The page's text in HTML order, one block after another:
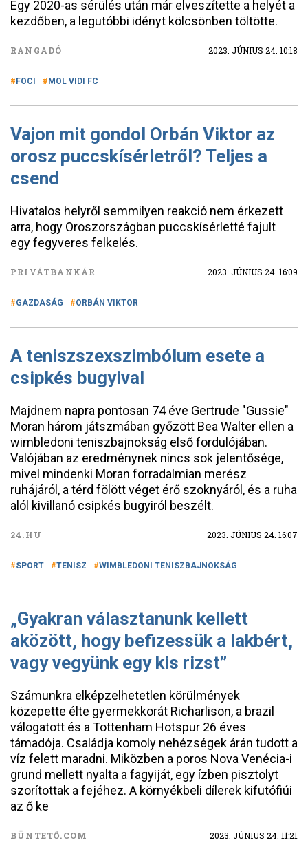
Egy 2020-as sérülés után már elveszítette a helyét a
kezdőben, a legutóbbi idényt kölcsönben töltötte.
RANGADÓ 2023. JÚNIUS 24. 10:18
FOCI MOL VIDI FC
Vajon mit gondol Orbán Viktor az
orosz puccskísérletről? Teljes a
csend
Hivatalos helyről semmilyen reakció nem érkezett
arra, hogy Oroszországban puccskísérletté fajult
egy fegyveres felkelés.
PRIVÁTBANKÁR 2023. JÚNIUS 24. 16:09
GAZDASÁG ORBÁN VIKTOR
A teniszszexszimbólum esete a
csipkés bugyival
Majdnem napra pontosan 74 éve Gertrude "Gussie"
Moran három játszmában győzött Bea Walter ellen a
wimbledoni teniszbajnokság első fordulójában.
Valójában az eredménynek nincs sok jelentősége,
mivel mindenki Moran forradalmian merész
ruhájáról, a térd fölött véget érő szoknyáról, és a ruha
alól kivillanó csipkés bugyiról beszélt.
24.HU 2023. JÚNIUS 24. 16:07
SPORT TENISZ WIMBLEDONI TENISZBAJNOKSÁG
„Gyakran választanunk kellett
aközött, hogy befizessük a lakbért,
vagy vegyünk egy kis rizst”
Számunkra elképzelhetetlen körülmények
közepette élte gyermekkorát Richarlison, a brazil
válogatott és a Tottenham Hotspur 26 éves
támadója. Családja komoly nehézségek árán tudott a
víz felett maradni. Miközben a poros Nova Venécia-i
grund mellett nyalta a fagyiját, egy ízben pisztolyt
szorítottak a fejéhez. A környékbeli dílerek kifutófiúi
az ő ke
BÜNTETŐ.COM 2023. JÚNIUS 24. 11:21